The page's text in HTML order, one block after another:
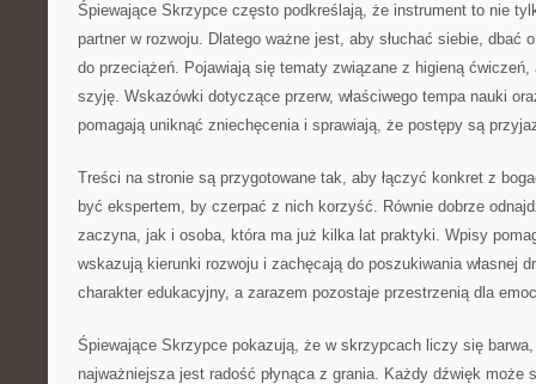
Śpiewające Skrzypce często podkreślają, że instrument to nie
partner w rozwoju. Dlatego ważne jest, aby słuchać siebie, dbać
do przeciążeń. Pojawiają się tematy związane z higieną
szyję. Wskazówki dotyczące przerw, właściwego tempa nauki
pomagają uniknąć zniechęcenia i sprawiają, że postępy są
Treści na stronie są przygotowane tak, aby łączyć konkret z
być ekspertem, by czerpać z nich korzyść. Równie dobrze
zaczyna, jak i osoba, która ma już kilka lat praktyki. Wpisy
wskazują kierunki rozwoju i zachęcają do poszukiwania własnej
charakter edukacyjny, a zarazem pozostaje przestrzenią dla
Śpiewające Skrzypce pokazują, że w skrzypcach liczy się
najważniejsza jest radość płynąca z grania. Każdy dźwięk może